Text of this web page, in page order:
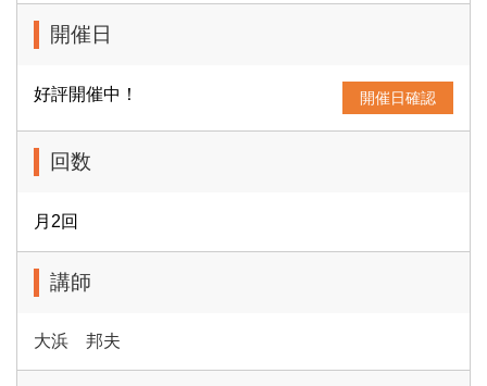
開催日
好評開催中！ 開催日確認
回数
月2回
講師
大浜 邦夫